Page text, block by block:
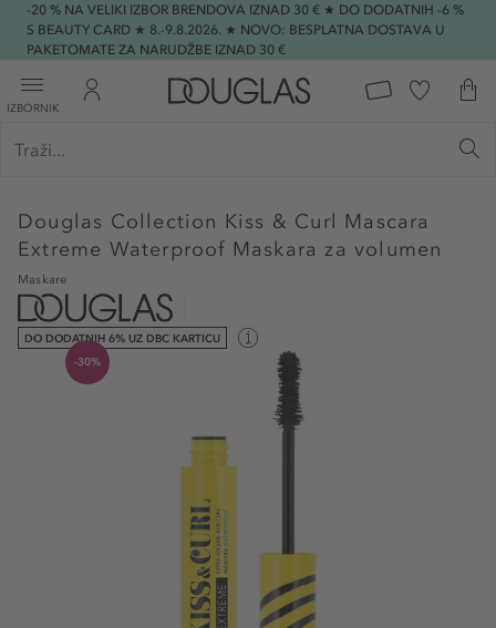
-20 % NA VELIKI IZBOR BRENDOVA IZNAD 30 € ★ DO DODATNIH -6 %
S BEAUTY CARD ★ 8.-9.8.2026. ★ NOVO: BESPLATNA DOSTAVA U
PAKETOMATE ZA NARUDŽBE IZNAD 30 €
IZBORNIK
Douglas Collection Kiss & Curl Mascara
Extreme Waterproof Maskara za volumen
Maskare
DO DODATNIH 6% UZ DBC KARTICU
-30%